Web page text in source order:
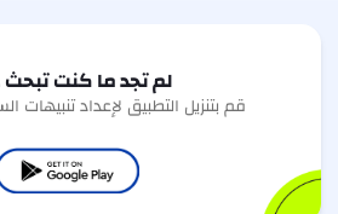
لم تجد ما كنت تبحث
قم بتنزيل التطبيق لإعداد تنبيهات